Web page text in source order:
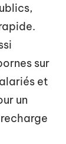
sur
et
un